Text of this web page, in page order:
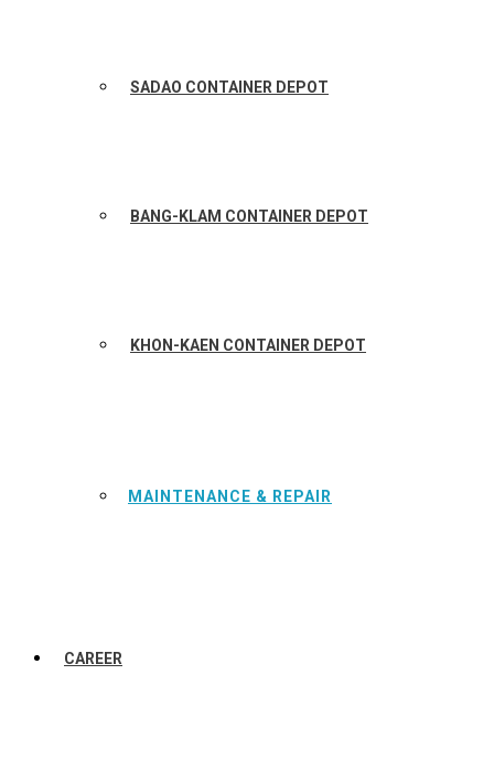
SADAO CONTAINER DEPOT
BANG-KLAM CONTAINER DEPOT
KHON-KAEN CONTAINER DEPOT
MAINTENANCE & REPAIR
CAREER